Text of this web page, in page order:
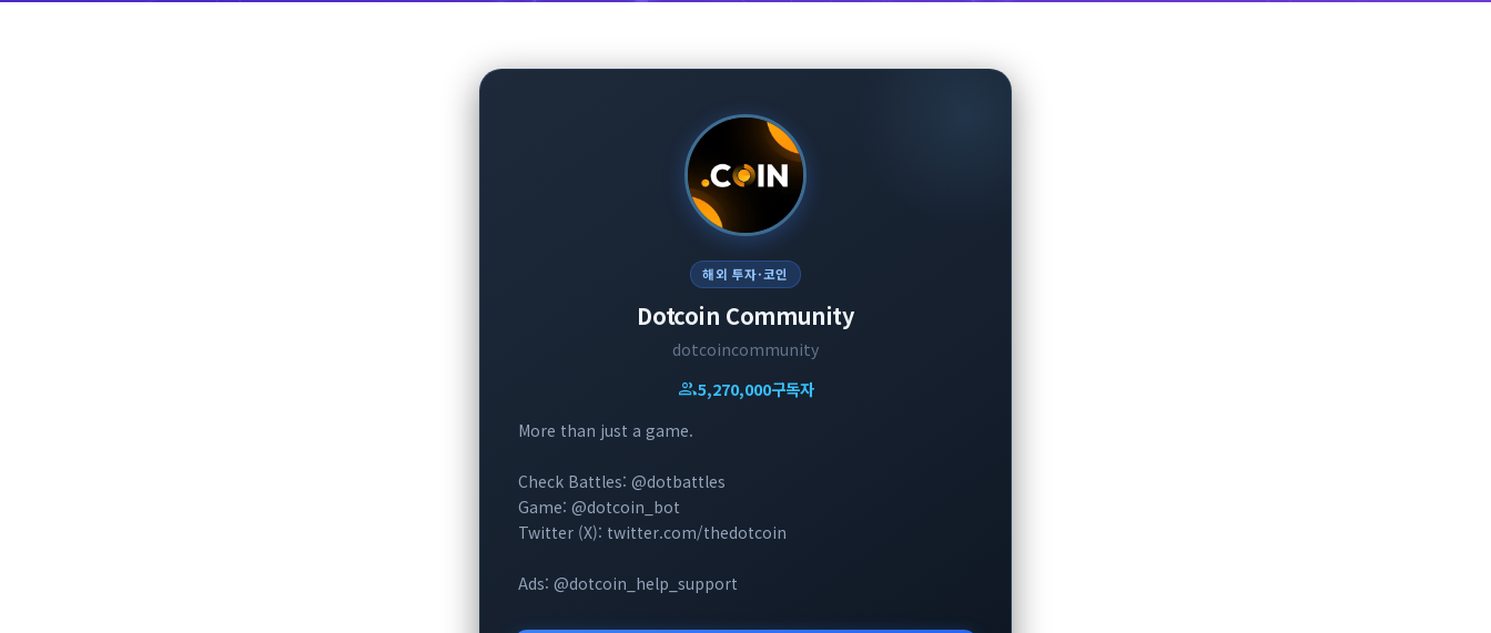
해외 투자·코인
Dotcoin Community
dotcoincommunity
group5,270,000구독자
More than just a game.
Check Battles: @dotbattles
Game: @dotcoin_bot
Twitter (X): twitter.com/thedotcoin
Ads: @dotcoin_help_support